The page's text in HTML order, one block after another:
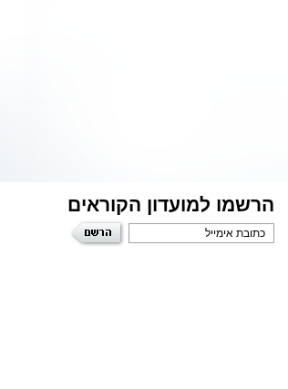
הרשמו למועדון הקוראים